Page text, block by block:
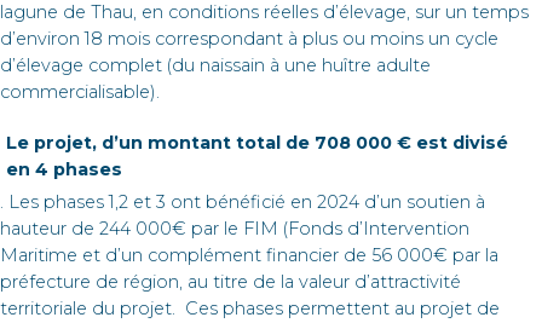
lagune de Thau, en conditions réelles d’élevage, sur un temps
d’environ 18 mois correspondant à plus ou moins un cycle
d’élevage complet (du naissain à une huître adulte
commercialisable).
Le projet, d’un montant total de 708 000 € est divisé
en 4 phases
. Les phases 1,2 et 3 ont bénéficié en 2024 d’un soutien à
hauteur de 244 000€ par le FIM (Fonds d’Intervention
Maritime et d’un complément financier de 56 000€ par la
préfecture de région, au titre de la valeur d’attractivité
territoriale du projet. Ces phases permettent au projet de